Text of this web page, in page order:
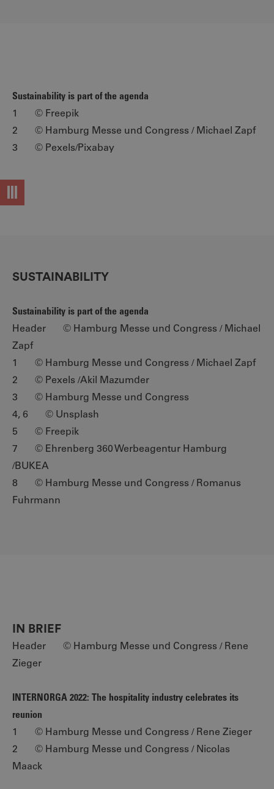
Sustainability is part of the agenda
1 © Freepik
2 © Hamburg Messe und Congress / Michael Zapf
3 © Pexels/Pixabay
SUSTAINABILITY
Sustainability is part of the agenda
Header © Hamburg Messe und Congress / Michael
Zapf
1 © Hamburg Messe und Congress / Michael Zapf
2 © Pexels /Akil Mazumder
3 © Hamburg Messe und Congress
4, 6 © Unsplash
5 © Freepik
7 © Ehrenberg 360 Werbeagentur Hamburg
/BUKEA
8 © Hamburg Messe und Congress / Romanus
Fuhrmann
IN BRIEF
Header © Hamburg Messe und Congress / Rene
Zieger
INTERNORGA 2022: The hospitality industry celebrates its
reunion
1 © Hamburg Messe und Congress / Rene Zieger
2 © Hamburg Messe und Congress / Nicolas
Maack